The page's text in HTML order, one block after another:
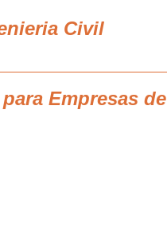
Civil
Empresas de